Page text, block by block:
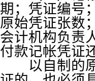
期；凭证编号
原始凭证张数
会计机构负责
付款记帐凭证
以自制的原